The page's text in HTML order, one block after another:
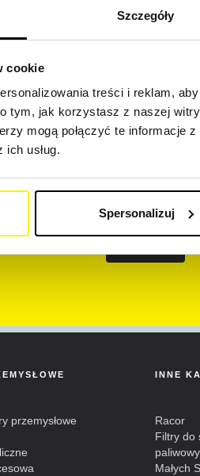
Szczegóły
cookie
treści i reklam,
tym, jak korzystasz z naszej
mogą połączyć te informacje
usług.
Spersonalizuj
Zachęcamy do zapisania się na naszą
być na bieżąco z najnowszymi
adres e-mail?
się do ochrony oraz poszanowania
na otrzymywanie newsletterów
przemysłowe
INNE
Racor
Filtry do
Małych